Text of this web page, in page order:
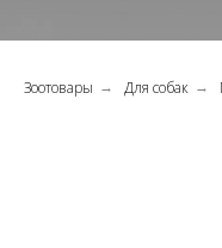
Зоотовары → Для собак →